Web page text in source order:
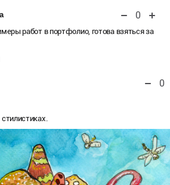
0
работ в портфолио, готова взяться за
0